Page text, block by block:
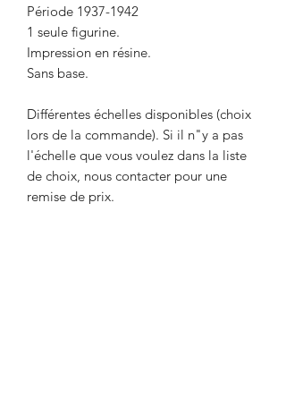
Période 1937-1942
1 seule figurine.
Impression en résine.
Sans base.
Différentes échelles disponibles (choix
lors de la commande). Si il n"y a pas
l'échelle que vous voulez dans la liste
de choix, nous contacter pour une
remise de prix.